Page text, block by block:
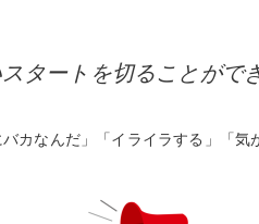
タートを切ることがで
カなんだ」「イライラする」「